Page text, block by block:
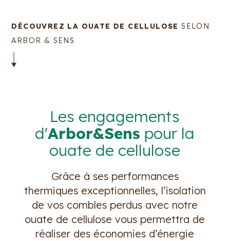
DÉCOUVREZ LA OUATE DE CELLULOSE SELON
ARBOR & SENS
Les engagements
d'Arbor&Sens pour la
ouate de cellulose
Grâce à ses performances
thermiques exceptionnelles, l’isolation
de vos combles perdus avec notre
ouate de cellulose vous permettra de
réaliser des économies d’énergie